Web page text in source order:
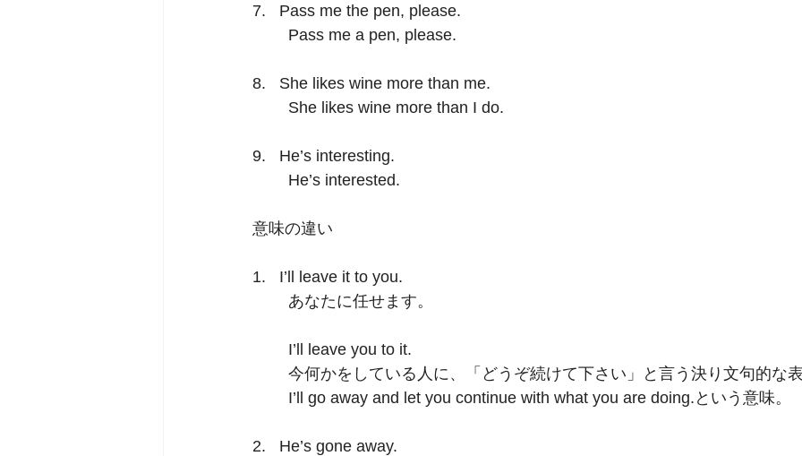
7.   Pass me the pen, please.
Pass me a pen, please.
8.   She likes wine more than me.
	She likes wine more than I do.
9.   He’s interesting.
	He’s interested.
意味の違い
1.   I’ll leave it to you.
	あなたに任せます。
	I’ll leave you to it.
今何かをしている人に、「どうぞ続けて下さい」と言う決り文句的な
	I’ll go away and let you continue with what you are doing.という意味。
2.   He’s gone away.